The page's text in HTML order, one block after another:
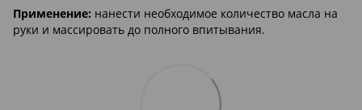
Применение: нанести необходимое количество масла на
руки и массировать до полного впитывания.